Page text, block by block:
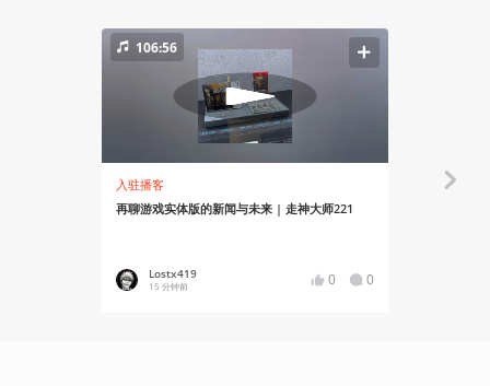
106:56
入驻播客
再聊游戏实体版的新闻与未来 | 走神大师221
Lostx419
15 分钟前 0 0